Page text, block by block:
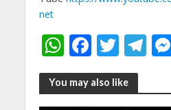
net
W
h
at
F
ac
e
T
w
itt
T
e
You may also like